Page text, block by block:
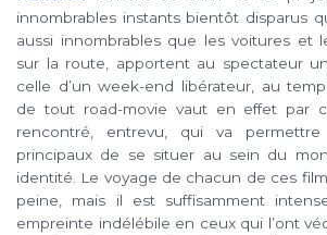
innombrables instants bientôt disparus
aussi innombrables que les voitures et
sur la route, apportent au spectateur
celle d’un week-end libérateur, au
de tout road-movie vaut en effet par
rencontré, entrevu, qui va permettre
principaux de se situer au sein du
identité. Le voyage de chacun de ces
peine, mais il est suffisamment
empreinte indélébile en ceux qui l’ont